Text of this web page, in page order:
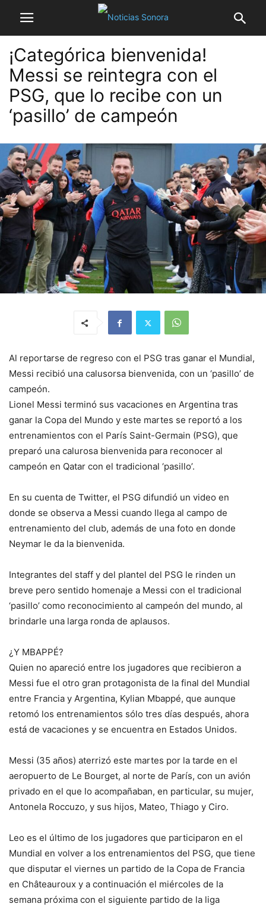
¡Categórica bienvenida!
Messi se reintegra con el
PSG, que lo recibe con un
‘pasillo’ de campeón
Al reportarse de regreso con el PSG tras ganar el Mundial,
Messi recibió una calusorsa bienvenida, con un ‘pasillo’ de
campeón.
Lionel Messi terminó sus vacaciones en Argentina tras
ganar la Copa del Mundo y este martes se reportó a los
entrenamientos con el París Saint-Germain (PSG), que
preparó una calurosa bienvenida para reconocer al
campeón en Qatar con el tradicional ‘pasillo’.
En su cuenta de Twitter, el PSG difundió un video en
donde se observa a Messi cuando llega al campo de
entrenamiento del club, además de una foto en donde
Neymar le da la bienvenida.
Integrantes del staff y del plantel del PSG le rinden un
breve pero sentido homenaje a Messi con el tradicional
‘pasillo’ como reconocimiento al campeón del mundo, al
brindarle una larga ronda de aplausos.
¿Y MBAPPÉ?
Quien no apareció entre los jugadores que recibieron a
Messi fue el otro gran protagonista de la final del Mundial
entre Francia y Argentina, Kylian Mbappé, que aunque
retomó los entrenamientos sólo tres días después, ahora
está de vacaciones y se encuentra en Estados Unidos.
Messi (35 años) aterrizó este martes por la tarde en el
aeropuerto de Le Bourget, al norte de París, con un avión
privado en el que lo acompañaban, en particular, su mujer,
Antonela Roccuzo, y sus hijos, Mateo, Thiago y Ciro.
Leo es el último de los jugadores que participaron en el
Mundial en volver a los entrenamientos del PSG, que tiene
que disputar el viernes un partido de la Copa de Francia
en Châteauroux y a continuación el miércoles de la
semana próxima con el siguiente partido de la liga